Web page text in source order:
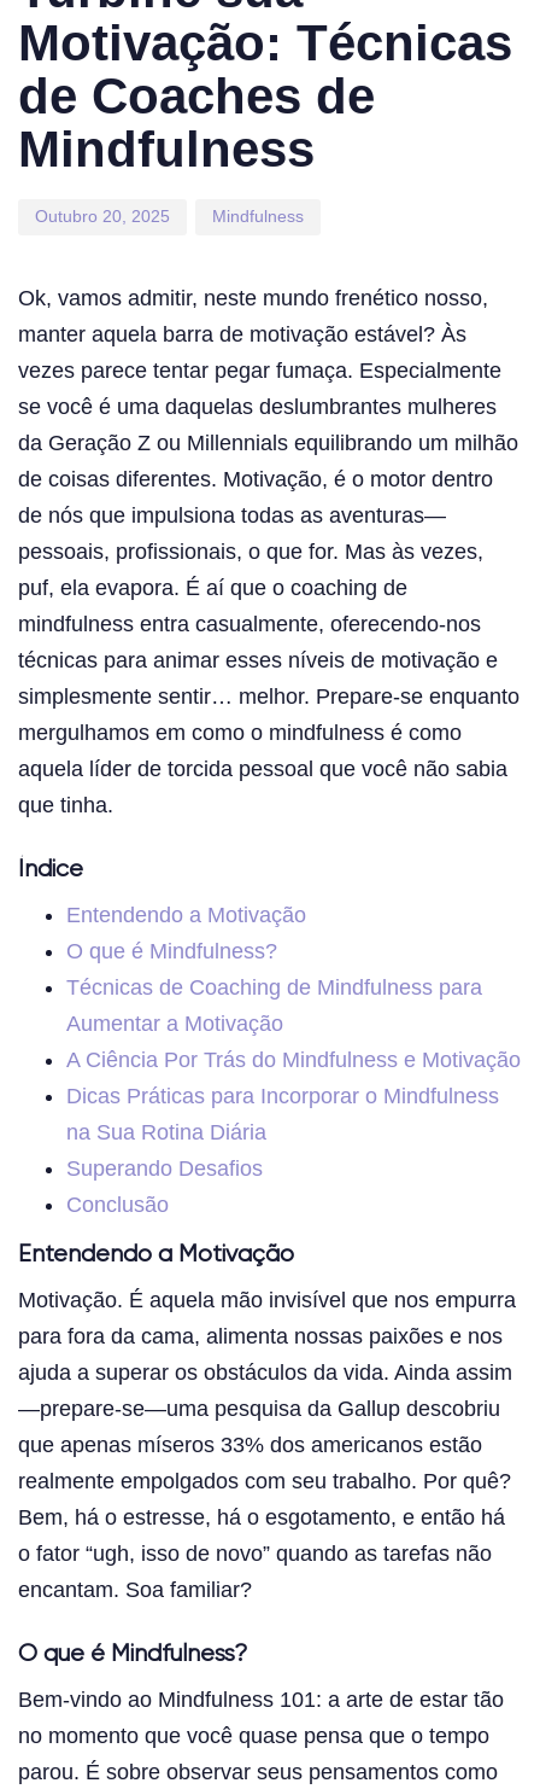
Motivação: Técnicas
de Coaches de
Mindfulness
Outubro 20, 2025 Mindfulness
Ok, vamos admitir, neste mundo frenético nosso,
manter aquela barra de motivação estável? Às
vezes parece tentar pegar fumaça. Especialmente
se você é uma daquelas deslumbrantes mulheres
da Geração Z ou Millennials equilibrando um milhão
de coisas diferentes. Motivação, é o motor dentro
de nós que impulsiona todas as aventuras—
pessoais, profissionais, o que for. Mas às vezes,
puf, ela evapora. É aí que o coaching de
mindfulness entra casualmente, oferecendo-nos
técnicas para animar esses níveis de motivação e
simplesmente sentir… melhor. Prepare-se enquanto
mergulhamos em como o mindfulness é como
aquela líder de torcida pessoal que você não sabia
que tinha.
Índice
Entendendo a Motivação
O que é Mindfulness?
Técnicas de Coaching de Mindfulness para
Aumentar a Motivação
A Ciência Por Trás do Mindfulness e Motivação
Dicas Práticas para Incorporar o Mindfulness
na Sua Rotina Diária
Superando Desafios
Conclusão
Entendendo a Motivação
Motivação. É aquela mão invisível que nos empurra
para fora da cama, alimenta nossas paixões e nos
ajuda a superar os obstáculos da vida. Ainda assim
—prepare-se—uma pesquisa da Gallup descobriu
que apenas míseros 33% dos americanos estão
realmente empolgados com seu trabalho. Por quê?
Bem, há o estresse, há o esgotamento, e então há
o fator “ugh, isso de novo” quando as tarefas não
encantam. Soa familiar?
O que é Mindfulness?
Bem-vindo ao Mindfulness 101: a arte de estar tão
no momento que você quase pensa que o tempo
parou. É sobre observar seus pensamentos como